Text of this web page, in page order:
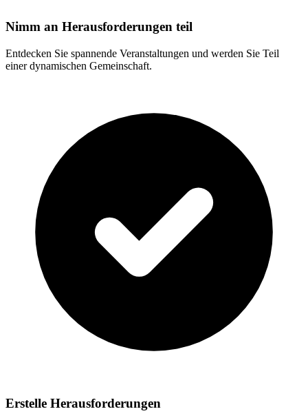
Nimm an Herausforderungen teil
Entdecken Sie spannende Veranstaltungen und werden Sie Teil
einer dynamischen Gemeinschaft.
Erstelle Herausforderungen